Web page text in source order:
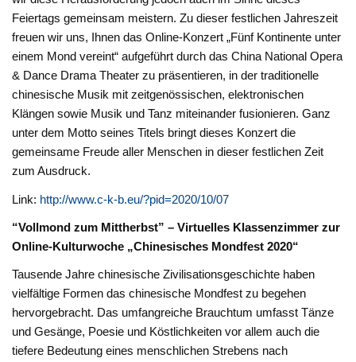
Feiertags gemeinsam meistern. Zu dieser festlichen Jahreszeit
freuen wir uns, Ihnen das Online-Konzert „Fünf Kontinente unter
einem Mond vereint“ aufgeführt durch das China National Opera
& Dance Drama Theater zu präsentieren, in der traditionelle
chinesische Musik mit zeitgenössischen, elektronischen
Klängen sowie Musik und Tanz miteinander fusionieren. Ganz
unter dem Motto seines Titels bringt dieses Konzert die
gemeinsame Freude aller Menschen in dieser festlichen Zeit
zum Ausdruck.
Link: http://www.c-k-b.eu/?pid=2020/10/07
“Vollmond zum Mittherbst” – Virtuelles Klassenzimmer zur
Online-Kulturwoche „Chinesisches Mondfest 2020“
Tausende Jahre chinesische Zivilisationsgeschichte haben
vielfältige Formen das chinesische Mondfest zu begehen
hervorgebracht. Das umfangreiche Brauchtum umfasst Tänze
und Gesänge, Poesie und Köstlichkeiten vor allem auch die
tiefere Bedeutung eines menschlichen Strebens nach